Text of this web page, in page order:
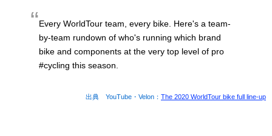
Every WorldTour team, every bike. Here's a team-
by-team rundown of who's running which brand
bike and components at the very top level of pro
#cycling this season.
出典 YouTube・Velon： The 2020 WorldTour bike full line-up